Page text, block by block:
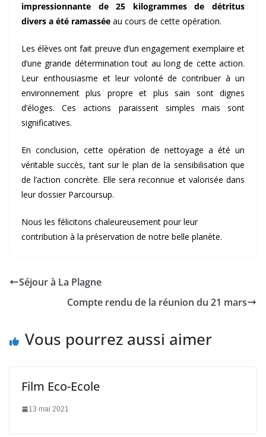
impressionnante de 25 kilogrammes de détritus
divers a été ramassée au cours de cette opération.
Les élèves ont fait preuve d’un engagement exemplaire et
d’une grande détermination tout au long de cette action.
Leur enthousiasme et leur volonté de contribuer à un
environnement plus propre et plus sain sont dignes
d’éloges. Ces actions paraissent simples mais sont
significatives.
En conclusion, cette opération de nettoyage a été un
véritable succès, tant sur le plan de la sensibilisation que
de l’action concrète. Elle sera reconnue et valorisée dans
leur dossier Parcoursup.
Nous les félicitons chaleureusement pour leur
contribution à la préservation de notre belle planète.
Séjour à La Plagne
Compte rendu de la réunion du 21 mars
Vous pourrez aussi aimer
Film Eco-Ecole
13 mai 2021